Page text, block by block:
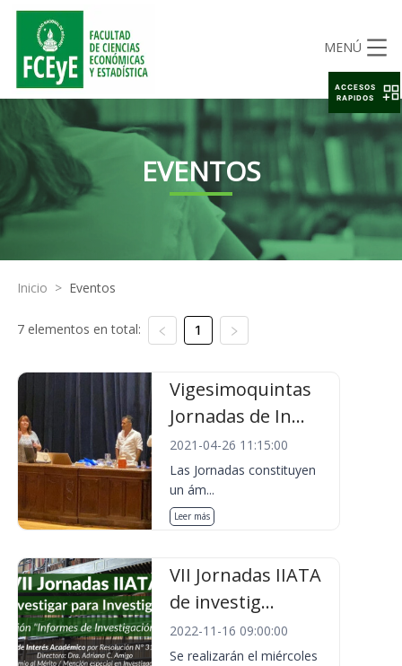
MENÚ
EVENTOS
Inicio > Eventos
7 elementos en total: 1
Vigesimoquintas
Jornadas de In...
2021-04-26 11:15:00
Las Jornadas constituyen
un ám...
Leer más
VII Jornadas IIATA
de investig...
2022-11-16 09:00:00
Se realizarán el miércoles
ACCESOS
RAPIDOS